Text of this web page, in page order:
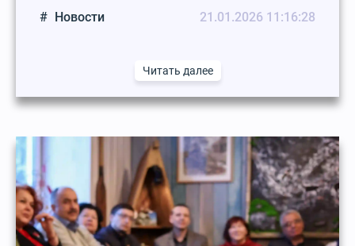
Новости 21.01.2026 11:16:28
Читать далее